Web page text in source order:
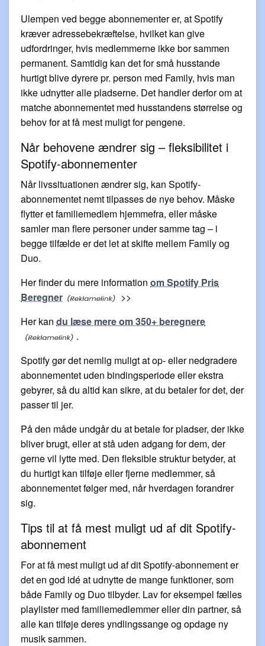
Ulempen ved begge abonnementer er, at Spotify
kræver adressebekræftelse, hvilket kan give
udfordringer, hvis medlemmerne ikke bor sammen
permanent. Samtidig kan det for små husstande
hurtigt blive dyrere pr. person med Family, hvis man
ikke udnytter alle pladserne. Det handler derfor om at
matche abonnementet med husstandens størrelse og
behov for at få mest muligt for pengene.
Når behovene ændrer sig – fleksibilitet i
Spotify-abonnementer
Når livssituationen ændrer sig, kan Spotify-
abonnementet nemt tilpasses de nye behov. Måske
flytter et familiemedlem hjemmefra, eller måske
samler man flere personer under samme tag – i
begge tilfælde er det let at skifte mellem Family og
Duo.
Her finder du mere information om Spotify Pris
Beregner
>>
Her kan du læse mere om 350+ beregnere
.
Spotify gør det nemlig muligt at op- eller nedgradere
abonnementet uden bindingsperiode eller ekstra
gebyrer, så du altid kan sikre, at du betaler for det, der
passer til jer.
På den måde undgår du at betale for pladser, der ikke
bliver brugt, eller at stå uden adgang for dem, der
gerne vil lytte med. Den fleksible struktur betyder, at
du hurtigt kan tilføje eller fjerne medlemmer, så
abonnementet følger med, når hverdagen forandrer
sig.
Tips til at få mest muligt ud af dit Spotify-
abonnement
For at få mest muligt ud af dit Spotify-abonnement er
det en god idé at udnytte de mange funktioner, som
både Family og Duo tilbyder. Lav for eksempel fælles
playlister med familiemedlemmer eller din partner, så
alle kan tilføje deres yndlingssange og opdage ny
musik sammen.